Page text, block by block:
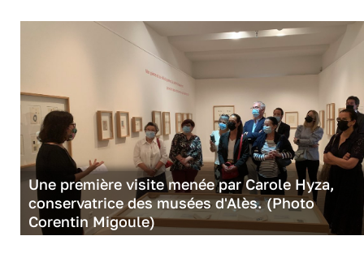
Une première visite menée par Carole Hyza,
conservatrice des musées d'Alès. (Photo
Corentin Migoule)